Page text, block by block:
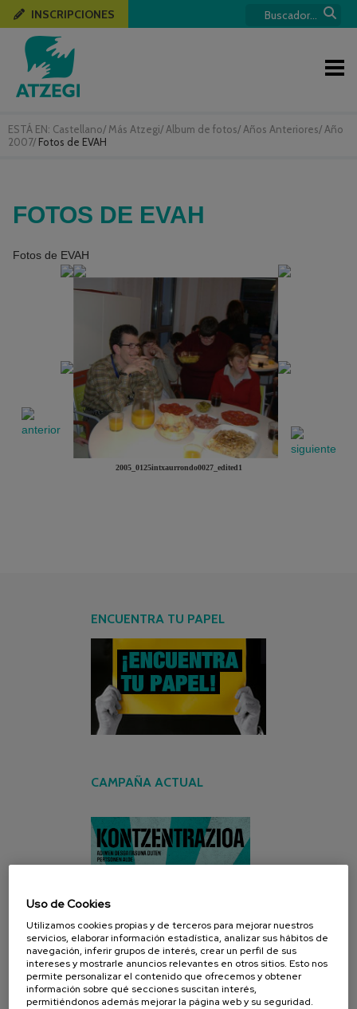
ESTÁ EN: Castellano/ Más Atzegi/ Album de fotos/ Años Anteriores/ Año
2007/ Fotos de EVAH
INSCRIPCIONES
FOTOS DE EVAH
Fotos de EVAH
2005_0125intxaurrondo0027_edited1
ENCUENTRA TU PAPEL
CAMPAÑA ACTUAL
Uso de Cookies
Utilizamos cookies propias y de terceros para mejorar nuestros
servicios, elaborar información estadística, analizar sus hábitos de
navegación, inferir grupos de interés, crear un perfil de sus
intereses y mostrarle anuncios relevantes en otros sitios. Esto nos
permite personalizar el contenido que ofrecemos y obtener
información sobre qué secciones suscitan interés,
permitiéndonos además mejorar la página web y su seguridad.